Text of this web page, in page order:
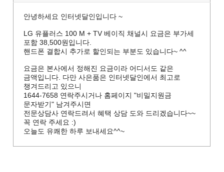
안녕하세요 인터넷달인입니다 ~
LG 유플러스 100 M + TV 베이직 채널시 요금은 부가세
포함 38,500원입니다.
핸드폰 결합시 추가로 할인되는 부분도 있습니다~ ^^
요금은 본사에서 정해진 요금이라 어디서도 같은
금액입니다. 다만 사은품은 인터넷달인에서 최고로
챙겨드리고 있으니
1644-7658 연락주시거나 홈페이지 "비밀지원금
문자받기" 남겨주시면
전문상담사 연락드려서 혜택 상담 도와 드리겠습니다~~
꼭 연락 주세요 :)
오늘도 유쾌한 하루 보내세요^^~